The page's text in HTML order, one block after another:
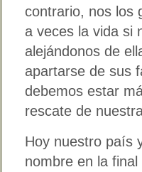
contrario, nos los
a veces la vida si
alejándonos de
apartarse de sus
debemos estar
rescate de
Hoy nuestro país
nombre en la